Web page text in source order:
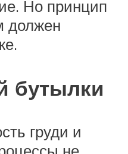
Но принцип
должен
бутылки
груди и